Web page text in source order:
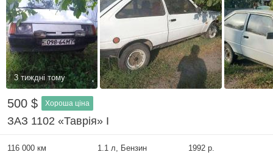
3 тиждні тому
500 $ Хороша ціна
ЗАЗ 1102 «Таврія» I
116 000 км 1.1 л, Бензин
1992 р.